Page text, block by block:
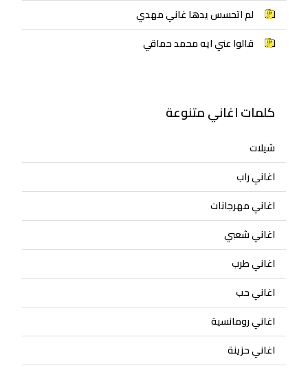
لم اتحسس يدها غاني مهدي
قالوا عني ايه محمد حماقي
كلمات اغاني متنوعة
شيلات
اغاني راب
اغاني مهرجانات
اغاني شعبي
اغاني طرب
اغاني حب
اغاني رومانسية
اغاني حزينة